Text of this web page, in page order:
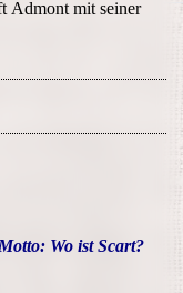
Admont mit seiner
Wo ist Scart?